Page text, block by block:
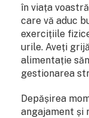
în viața
care vă aduc
exercițiile
urile. Aveți
alimentație
gestionarea
Depășirea
angajament și